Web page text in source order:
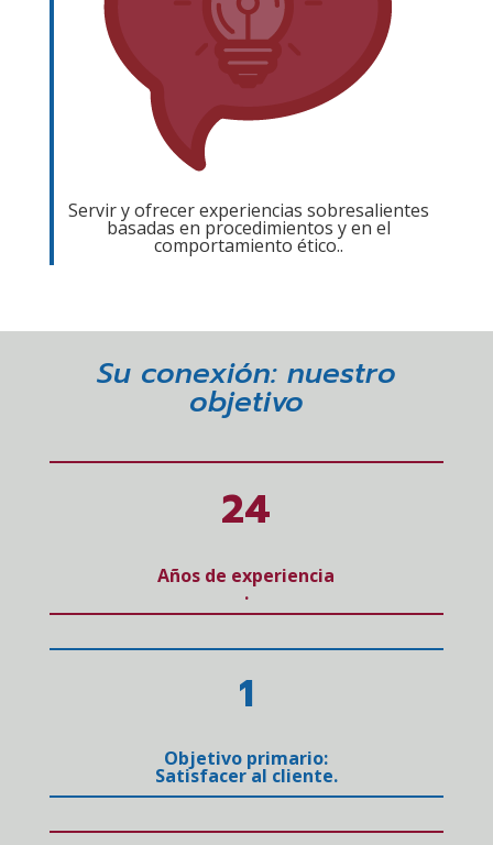
Servir y ofrecer experiencias sobresalientes
basadas en procedimientos y en el
comportamiento ético..
Su conexión: nuestro
objetivo
24
Años de experiencia
.
1
Objetivo primario:
Satisfacer al cliente.